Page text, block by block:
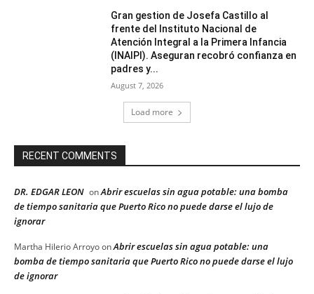
Gran gestion de Josefa Castillo al
frente del Instituto Nacional de
Atención Integral a la Primera Infancia
(INAIPI). Aseguran recobró confianza en
padres y...
August 7, 2026
Load more
RECENT COMMENTS
DR. EDGAR LEON onAbrir escuelas sin agua potable: una bomba
de tiempo sanitaria que Puerto Rico no puede darse el lujo de
ignorar
Martha Hilerio ArroyoonAbrir escuelas sin agua potable: una
bomba de tiempo sanitaria que Puerto Rico no puede darse el lujo
de ignorar